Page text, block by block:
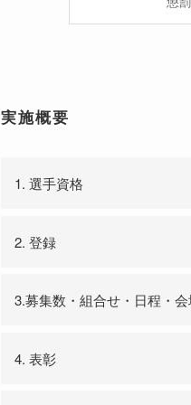
実施概要
1. 選手資格
2. 登録
3.募集数・組合せ・日程・
4. 表彰